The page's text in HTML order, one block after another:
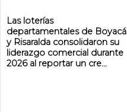
Las loterías
departamentales de Boyacá
y Risaralda consolidaron su
liderazgo comercial durante
2026 al reportar un cre...